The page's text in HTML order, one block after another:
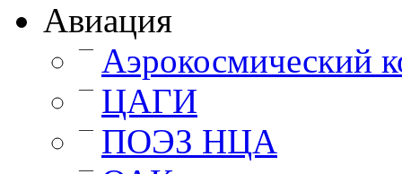
Авиация
— Аэрокосмический
— ЦАГИ
— ПОЭЗ НЦА
—